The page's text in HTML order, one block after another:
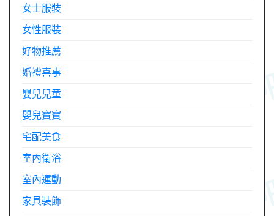
女士服裝
女性服裝
好物推薦
婚禮喜事
嬰兒兒童
嬰兒寶寶
宅配美食
室內衛浴
室內運動
家具裝飾